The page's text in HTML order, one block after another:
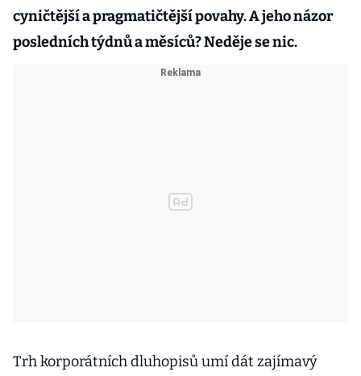
cyničtější a pragmatičtější povahy. A jeho názor
posledních týdnů a měsíců? Neděje se nic.
Trh korporátních dluhopisů umí dát zajímavý